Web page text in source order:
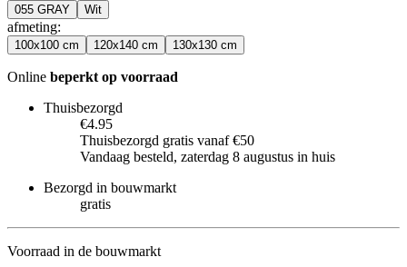
055 GRAY Wit
afmeting:
100x100 cm 120x140 cm 130x130 cm
Online beperkt op voorraad
Thuisbezorgd
€4.95
Thuisbezorgd gratis vanaf €50
Vandaag besteld, zaterdag 8 augustus in huis
Bezorgd in bouwmarkt
gratis
Voorraad in de bouwmarkt